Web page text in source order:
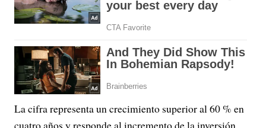
La cifra representa un crecimiento superior al 60 % en